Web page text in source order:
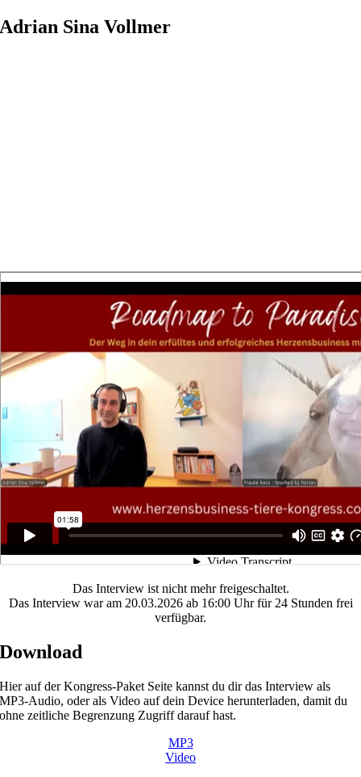
Zum
Inhalt
Adrian Sina Vollmer
Das Interview ist nicht mehr freigeschaltet.
Das Interview war am 20.03.2026 ab 16:00 Uhr für 24 Stunden frei
verfügbar.
Download
Hier auf der Kongress-Paket Seite kannst du dir das Interview als
MP3-Audio, oder als Video auf dein Device herunterladen, damit du
ohne zeitliche Begrenzung Zugriff darauf hast.
MP3
Video